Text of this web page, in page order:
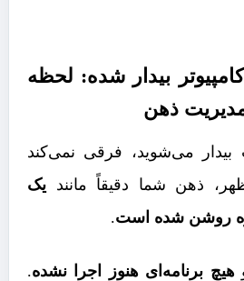
بیدار شده: لحظه
ذهن
می‌شوید، فرقی نمی‌کند
ذهن شما دقیقاً مانند یک
روشن شده است.
هیچ برنامه‌ای هنوز اجرا نشده.